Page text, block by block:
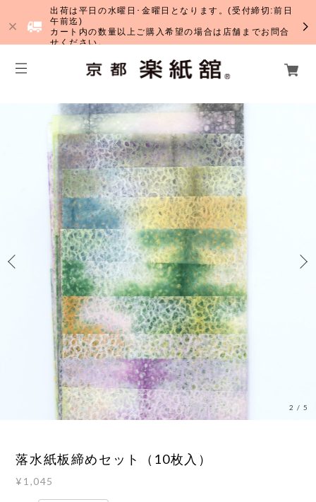
出荷は平日の水曜日･金曜日となります。(受付締切:前日
午前迄)
カート内の数量以上ご購入希望の場合は店舗までお問合
せください。
3 /5
落水紙板締めセット（10枚入）
¥1,045